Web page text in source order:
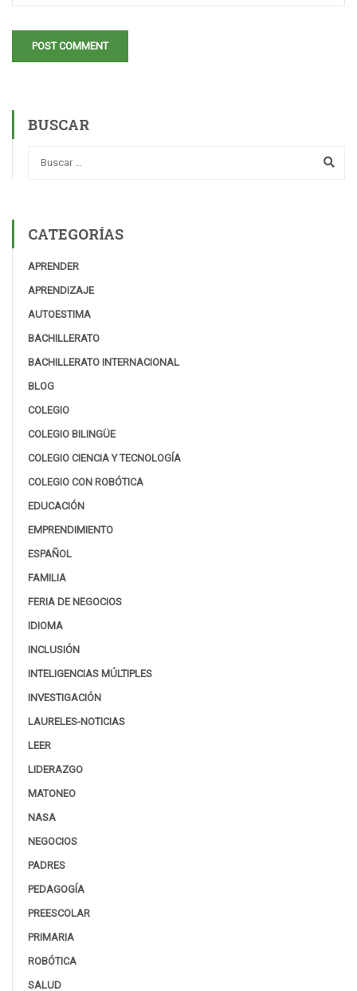
BUSCAR
CATEGORÍAS
APRENDER
APRENDIZAJE
AUTOESTIMA
BACHILLERATO
BACHILLERATO INTERNACIONAL
BLOG
COLEGIO
COLEGIO BILINGÜE
COLEGIO CIENCIA Y TECNOLOGÍA
COLEGIO CON ROBÓTICA
EDUCACIÓN
EMPRENDIMIENTO
ESPAÑOL
FAMILIA
FERIA DE NEGOCIOS
IDIOMA
INCLUSIÓN
INTELIGENCIAS MÚLTIPLES
INVESTIGACIÓN
LAURELES-NOTICIAS
LEER
LIDERAZGO
MATONEO
NASA
NEGOCIOS
PADRES
PEDAGOGÍA
PREESCOLAR
PRIMARIA
ROBÓTICA
SALUD